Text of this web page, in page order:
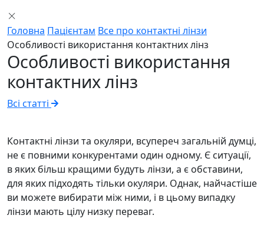
Головна Пацієнтам Все про контактнi лінзи
Особливості використання контактних лінз
Особливості використання
контактних лінз
Всі статті
Контактні лінзи та окуляри, всупереч загальній думці,
не є повними конкурентами один одному. Є ситуації,
в яких більш кращими будуть лінзи, а є обставини,
для яких підходять тільки окуляри. Однак, найчастіше
ви можете вибирати між ними, і в цьому випадку
лінзи мають цілу низку переваг.